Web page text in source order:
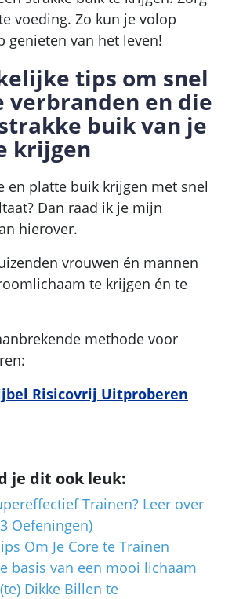
voeding. Zo kun je volop
genieten van het leven!
tips om snel
verbranden en die
buik van je
krijgen
en platte buik krijgen met snel
Dan raad ik je mijn
hierover.
vrouwen én mannen
te krijgen én te
methode voor
Risicovrij Uitproberen
je dit ook leuk:
Trainen? Leer over
Oefeningen)
Om Je Core te Trainen
basis van een mooi lichaam
Dikke Billen te